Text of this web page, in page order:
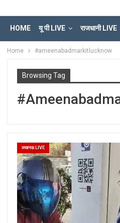
HOME यू पी LIVE राजधानी LIVE
Home #ameenabadmarkitlucknow
Browsing Tag
लखनऊ LIVE